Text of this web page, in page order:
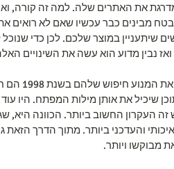
את האתרים שלה. למה זה קורה,
מבינים כבר עכשיו שאם לא רואים
במוצר שלכם. לכן כדי שנוכל
ואז נבין מדוע הוא עשה את השינויים
קצת הסטוריה על
שיכיל את אותן מילות המפתח. היו
זה העקרון החשוב ביותר. הכוונה
והעדכני ביותר. מתוך הדרך הזאת
מבוקשו ויותר.